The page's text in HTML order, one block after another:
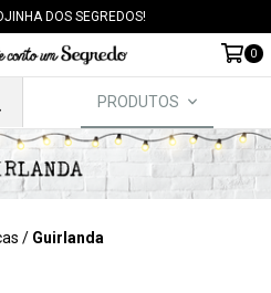
DOS SEGREDOS!
0
PRODUTOS
/ Guirlanda